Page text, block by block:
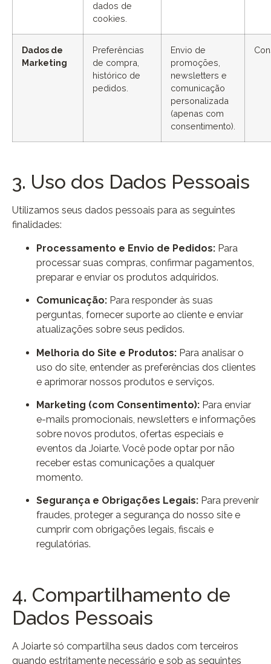
dados de
cookies.
Dados de
Marketing
Preferências
de compra,
histórico de
pedidos.
Envio de
promoções,
newsletters e
comunicação
personalizada
(apenas com
consentimento).
3. Uso dos Dados Pessoais
Utilizamos seus dados pessoais para as seguintes
finalidades:
Processamento e Envio de Pedidos: Para
processar suas compras, confirmar pagamentos,
preparar e enviar os produtos adquiridos.
Comunicação: Para responder às suas
perguntas, fornecer suporte ao cliente e enviar
atualizações sobre seus pedidos.
Melhoria do Site e Produtos: Para analisar o
uso do site, entender as preferências dos clientes
e aprimorar nossos produtos e serviços.
Marketing (com Consentimento): Para enviar
e-mails promocionais, newsletters e informações
sobre novos produtos, ofertas especiais e
eventos da Joiarte. Você pode optar por não
receber estas comunicações a qualquer
momento.
Segurança e Obrigações Legais: Para prevenir
fraudes, proteger a segurança do nosso site e
cumprir com obrigações legais, fiscais e
regulatórias.
4. Compartilhamento de
Dados Pessoais
A Joiarte só compartilha seus dados com terceiros
quando estritamente necessário e sob as seguintes